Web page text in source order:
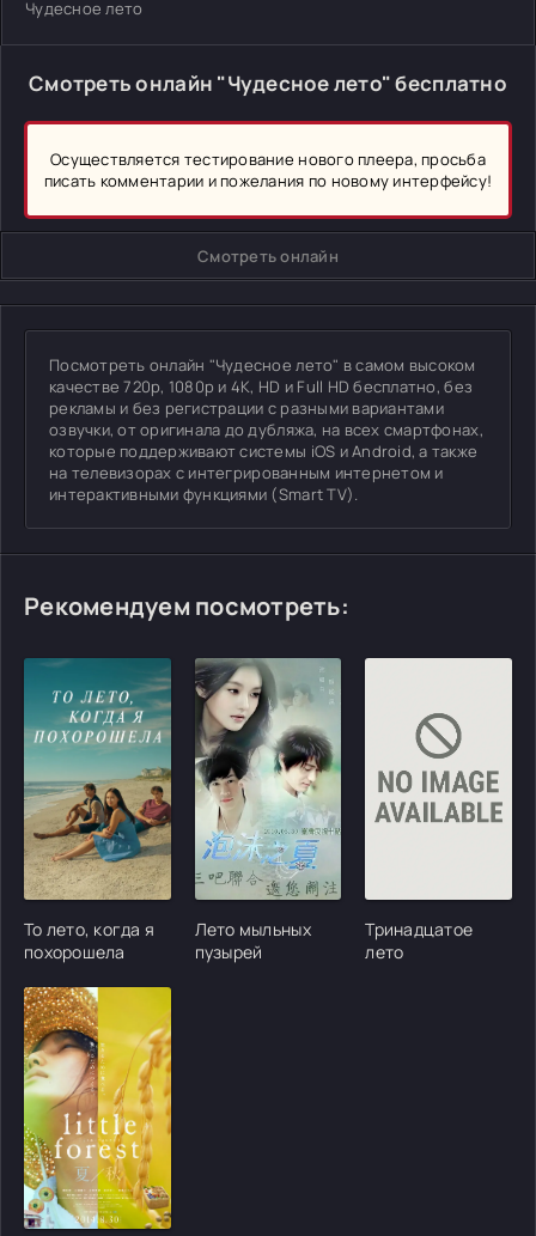
Чудесное лето
Смотреть онлайн "Чудесное лето" бесплатно
Осуществляется тестирование нового плеера, просьба
писать комментарии и пожелания по новому интерфейсу!
Смотреть онлайн
Посмотреть онлайн "Чудесное лето" в самом высоком
качестве 720p, 1080p и 4K, HD и Full HD бесплатно, без
рекламы и без регистрации с разными вариантами
озвучки, от оригинала до дубляжа, на всех смартфонах,
которые поддерживают системы iOS и Android, а также
на телевизорах с интегрированным интернетом и
интерактивными функциями (Smart TV).
Рекомендуем посмотреть:
[/xfgiven_cvh_poster_urlcvh_poster_url]
То лето, когда я
похорошела
[/xfgiven_cvh_poster_urlcvh_poster_url]
Лето мыльных
пузырей
Тринадцатое
лето
[/xfgiven_cvh_poster_urlcvh_poster_url]